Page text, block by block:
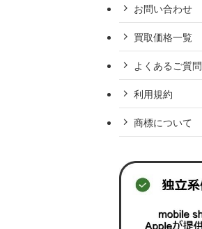
お問い合わせ
買取価格一覧
よくあるご質問
利用規約
商標について